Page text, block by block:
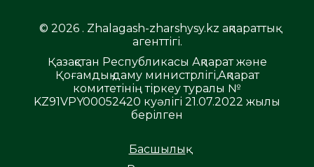
© 2026 . Zhalagash-zharshysy.kz ақпараттық
агенттігі.
Қазақстан Республикасы Ақпарат және
Қоғамдық даму министрлігі,Ақпарат
комитетінің тіркеу туралы №
KZ91VPY00052420 куәлігі 21.07.2022 жылы
берілген
Басшылық